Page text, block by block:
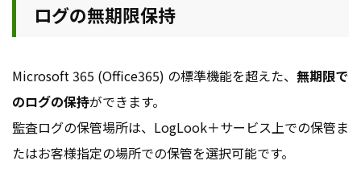
ログの無期限保持
Microsoft 365 (Office365) の標準機能を超えた、 無期限で
のログの保持ができます。
監査ログの保管場所は、LogLook＋サービス上での保管ま
たはお客様指定の場所での保管を選択可能です。